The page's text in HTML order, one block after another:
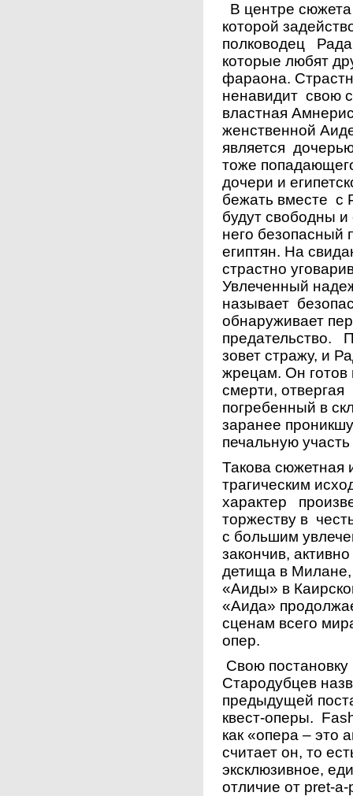
В центре
которой
полководец
которые любят
фараона.
ненавидит свою
властная
женственной
является
тоже
дочери и
бежать вместе с
будут свободны
него безопасный
египтян. На
страстно
Увлеченный
называет
обнаруживает
предательство.
зовет стражу, и
жрецам. Он
смерти,
погребенный в
заранее
печальную
Такова сюжетная
трагическим
характер
торжеству в
с большим
закончив,
детища в Милане,
«Аиды» в
«Аида»
сценам всего
опер.
Свою
Стародубцев
предыдущей
квест-оперы.
как «опера – это
считает он, то
эксклюзивное,
отличие от pret-a-